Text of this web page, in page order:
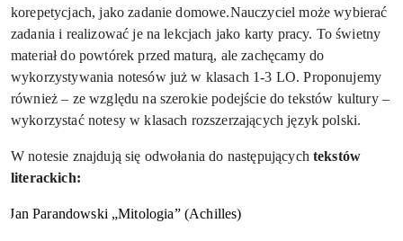
korepetycjach, jako zadanie domowe.Nauczyciel może wybierać
zadania i realizować je na lekcjach jako karty pracy. To świetny
materiał do powtórek przed maturą, ale zachęcamy do
wykorzystywania notesów już w klasach 1-3 LO. Proponujemy
również – ze względu na szerokie podejście do tekstów kultury –
wykorzystać notesy w klasach rozszerzających język polski.
W notesie znajdują się odwołania do następujących tekstów
literackich:
Jan Parandowski „Mitologia” (Achilles)